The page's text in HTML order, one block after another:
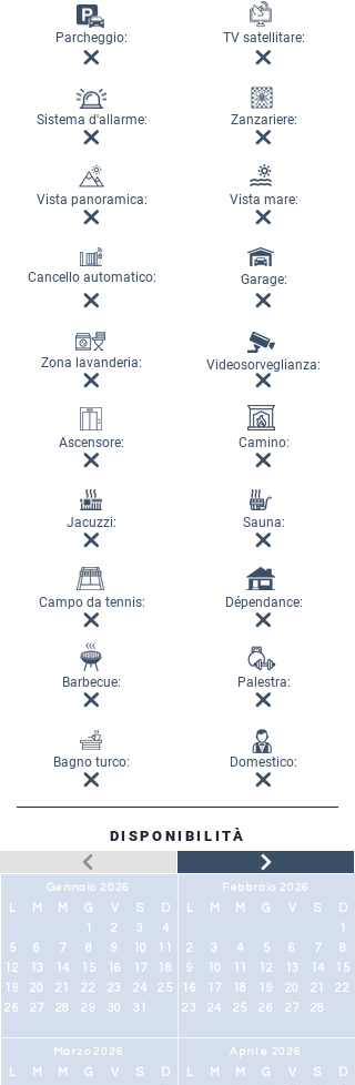
Parcheggio:
Sistema d'allarme:
Vista panoramica:
Cancello automatico:
Zona lavanderia:
Ascensore:
Jacuzzi:
Campo da tennis:
Barbecue:
Bagno turco:
TV satellitare:
Zanzariere:
Vista mare:
Garage:
Videosorveglianza:
Camino:
Sauna:
Dépendance:
Palestra:
Domestico:
DISPONIBILITÀ
Gennaio 2026
M M G V S
D
1
2 3
4
5
6 7 8 9 10
11
12
13 14 15 16 17
18
19
20 21 22 23 24
25
26
27 28 29 30 31
Marzo 2026
M M G V S
D
Febbraio 2026
M M G V S
D
1
2
3 4 5 6 7
8
9
10 11 12 13 14
15
16
17 18 19 20 21
22
23
24 25 26 27 28
Aprile 2026
M M G V S
D